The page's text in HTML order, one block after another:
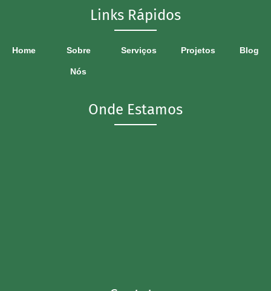
Links Rápidos
Home Sobre
Nós
Serviços Projetos Blog
Onde Estamos